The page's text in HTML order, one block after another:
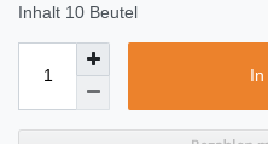
Inhalt 10 Beutel